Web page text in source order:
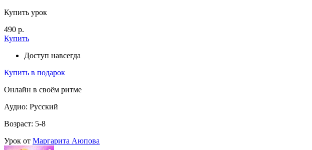
Купить урок
490 р.
Купить
Доступ навсегда
Купить в подарок
Онлайн в своём ритме
Аудио: Русский
Возраст: 5-8
Урок от Маргарита Аюпова